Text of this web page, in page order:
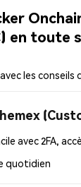
en toute
les conseils
avec 2FA,
quotidien